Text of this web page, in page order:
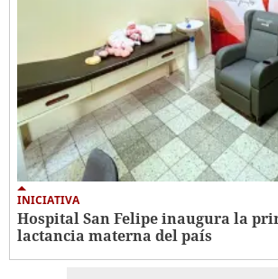
INICIATIVA
Hospital San Felipe inaugura la
lactancia materna del país